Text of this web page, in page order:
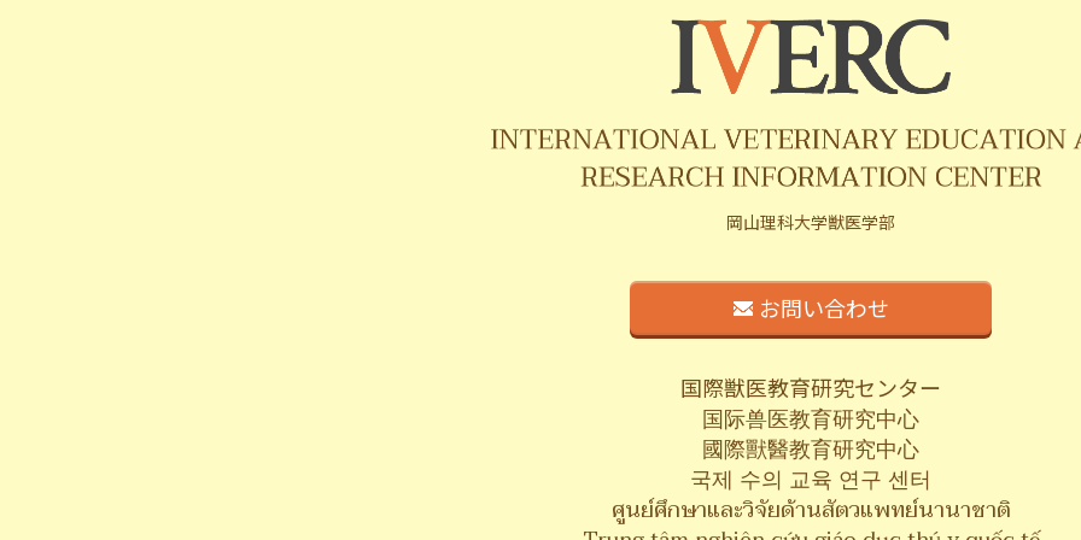
岡山理科大学獣医学部
お問い合わせ
国際獣医教育研究センター
国际兽医教育研究中心
國際獸醫教育研究中心
국제 수의 교육 연구 센터
ศูนย์ศึกษาและวิจัยด้านสัตวแพทย์นานาชาติ